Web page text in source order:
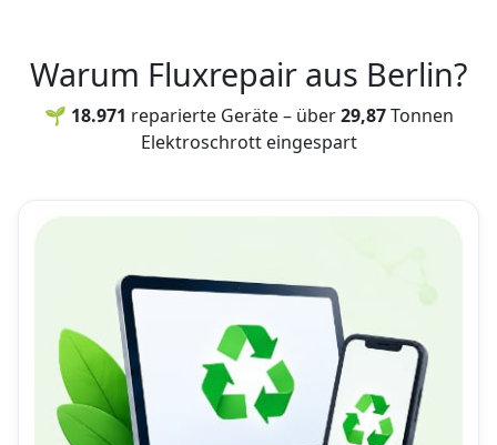
Warum Fluxrepair aus Berlin?
🌱 18.971 reparierte Geräte – über29,87Tonnen
Elektroschrott eingespart